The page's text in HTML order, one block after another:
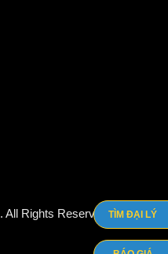
. All Rights Reserved.TÌM ĐẠI LÝ